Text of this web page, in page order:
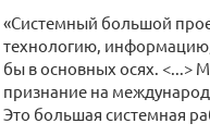
«Системный большой
технологию,
бы в основных осях. <...>
признание на
Это большая системная